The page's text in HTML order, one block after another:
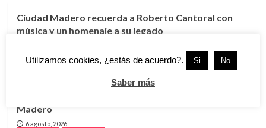
Ciudad Madero recuerda a Roberto Cantoral con
música y un homenaje a su legado
Lanzan programa “GUAPA” para impulsar el
Madero
6 agosto, 2026
Utilizamos cookies, ¿estás de acuerdo?. Si No
Saber más